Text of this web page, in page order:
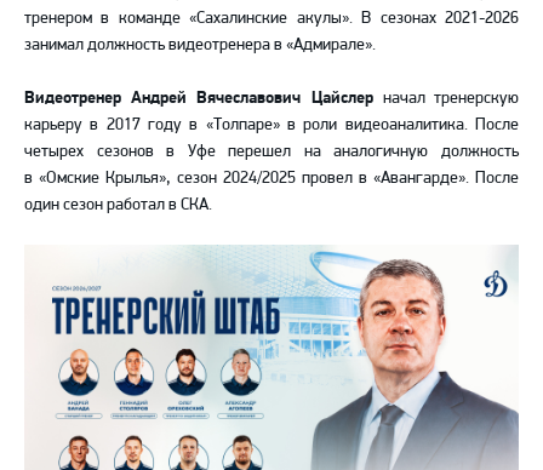
тренером в команде «Сахалинские акулы». В сезонах 2021-2026
занимал должность видеотренера в «Адмирале».
Видеотренер Андрей Вячеславович Цайслер начал тренерскую
карьеру в 2017 году в «Толпаре» в роли видеоаналитика. После
четырех сезонов в Уфе перешел на аналогичную должность
в «Омские Крылья», сезон 2024/2025 провел в «Авангарде». После
один сезон работал в СКА.